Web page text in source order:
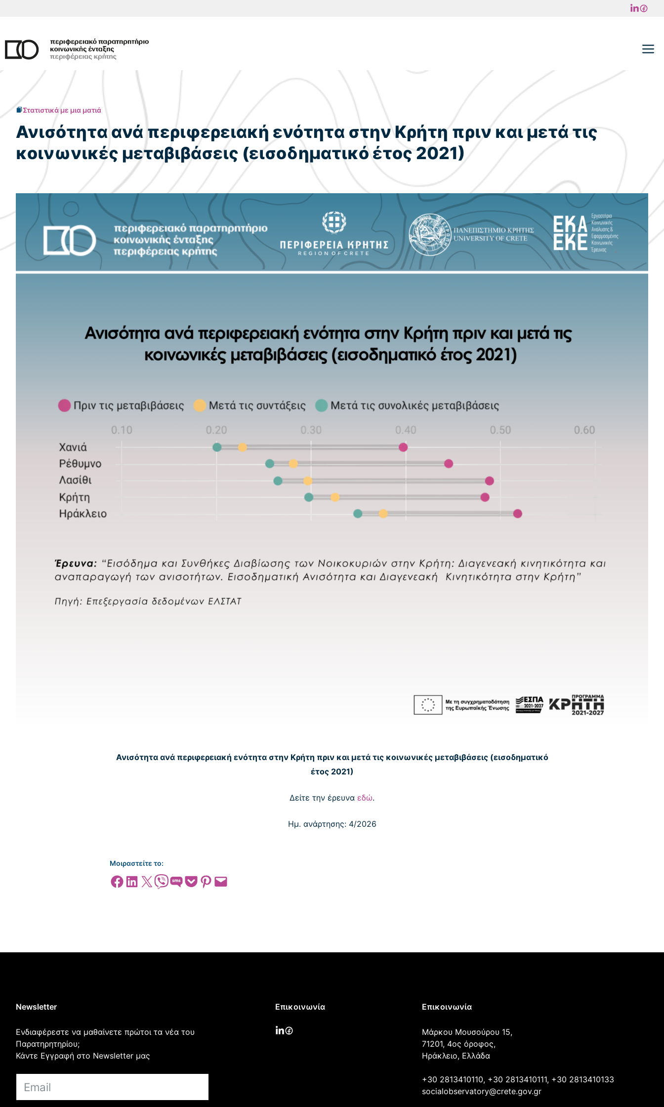
Στατιστικά με μια ματιά
Ανισότητα ανά περιφερειακή ενότητα στην Κρήτη πριν και μετά τις
κοινωνικές μεταβιβάσεις (εισοδηματικό έτος 2021)
Ανισότητα ανά περιφερειακή ενότητα στην Κρήτη πριν και μετά τις κοινωνικές μεταβιβάσεις (εισοδηματικό
έτος 2021)
Δείτε την έρευνα εδώ.
Ημ. ανάρτησης: 4/2026
Μοιραστείτε το:
Share on Facebook
Share on LinkedIn
Share on X Share on ViberShare on SMSShare on Pocket
Share on Pinterest
Email this Page
Newsletter
Ενδιαφέρεστε να μαθαίνετε πρώτοι τα νέα του
Παρατηρητηρίου;
Κάντε Εγγραφή στο Newsletter μας
Επικοινωνία Επικοινωνία
Μάρκου Μουσούρου 15,
71201, 4ος όροφος,
Ηράκλειο, Ελλάδα
+30 2813410110, +30 2813410111, +30 2813410133
socialobservatory@crete.gov.gr